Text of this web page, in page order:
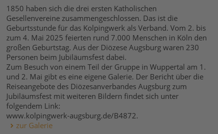
1850 haben sich die drei ersten Katholischen
Gesellenvereine zusammengeschlossen. Das ist die
Geburtsstunde für das Kolpingwerk als Verband. Vom 2. bis
zum 4. Mai 2025 feierten rund 7.000 Menschen in Köln den
großen Geburtstag. Aus der Diözese Augsburg waren 230
Personen beim Jubiläumsfest dabei.
Zum Besuch von einem Teil der Gruppe in Wuppertal am 1.
und 2. Mai gibt es eine eigene Galerie. Der Bericht über die
Reiseangebote des Diözesanverbandes Augsburg zum
Jubiläumsfest mit weiteren Bildern findet sich unter
folgendem Link:
www.kolpingwerk-augsburg.de/B4872.
zur Galerie